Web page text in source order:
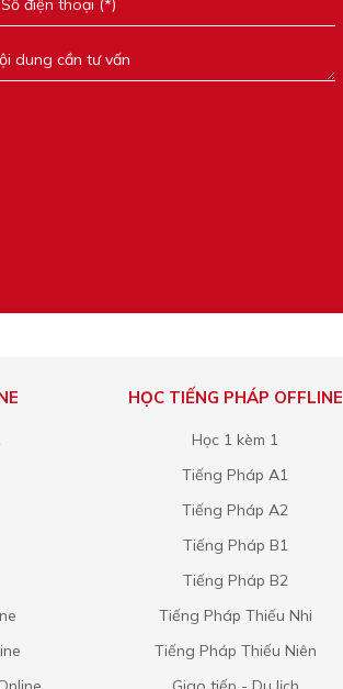
HỌC TIẾNG PHÁP OFFLINE
Học 1 kèm 1
Tiếng Pháp A1
Tiếng Pháp A2
Tiếng Pháp B1
Tiếng Pháp B2
Tiếng Pháp Thiếu Nhi
Tiếng Pháp Thiếu Niên